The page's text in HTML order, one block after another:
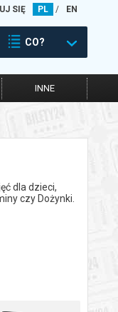
SIĘ PL / EN
CO?
INNE
dla dzieci,
czy Dożynki.